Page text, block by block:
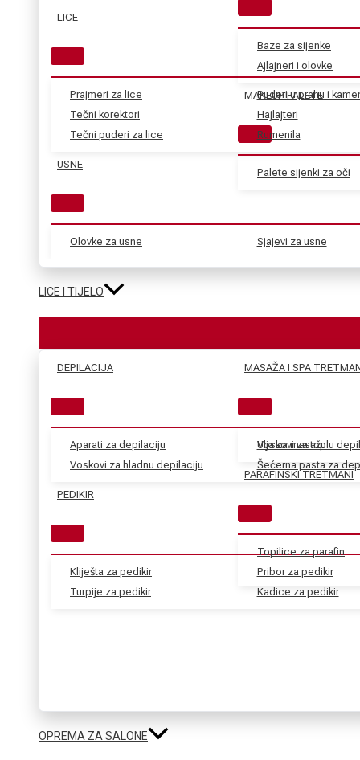
LICE
Prajmeri za lice
Tečni korektori
Tečni puderi za lice
Puderi u prahu i
Hajlajteri
Rumenila
USNE
Olovke za usne Sjajevi za usne
Baze za sijenke
Ajlajneri i olovke
MAKEUP PALETE
Palete sijenki za oči
LICE I TIJELO
DEPILACIJA
Aparati za depilaciju
Voskovi za hladnu depilaciju
Voskovi za toplu
Šećerna pasta za
PEDIKIR
Kliješta za pedikir
Turpije za pedikir
Pribor za pedikir
Kadice za pedikir
MASAŽA I SPA
Ulja za masažu
PARAFINSKI TRETMANI
Topilice za parafin
OPREMA ZA SALONE